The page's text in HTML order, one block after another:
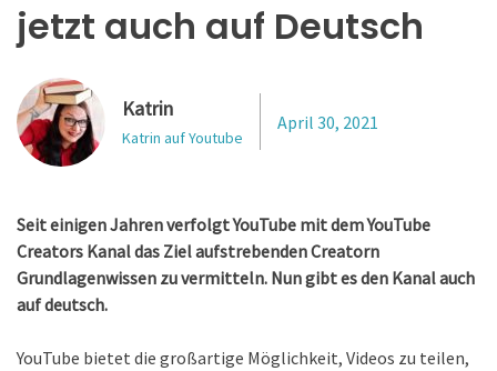
jetzt auch auf Deutsch
Katrin
Katrin auf Youtube
April 30, 2021
Seit einigen Jahren verfolgt YouTube mit dem YouTube
Creators Kanal das Ziel aufstrebenden Creatorn
Grundlagenwissen zu vermitteln. Nun gibt es den Kanal auch
auf deutsch.
YouTube bietet die großartige Möglichkeit, Videos zu teilen,